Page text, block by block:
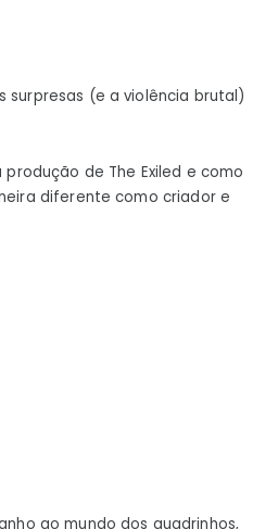
surpresas (e a violência brutal)
de The Exiled e como
diferente como criador e
ao mundo dos quadrinhos,